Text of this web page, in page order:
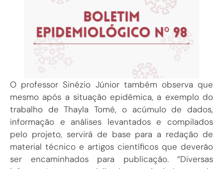
O professor Sinézio Júnior também observa que
mesmo após a situação epidêmica, a exemplo do
trabalho de Thayla Tomé, o acúmulo de dados,
informação e análises levantados e compilados
pelo projeto, servirá de base para a redação de
material técnico e artigos científicos que deverão
ser encaminhados para publicação. “Diversas